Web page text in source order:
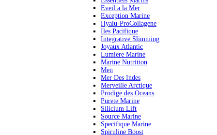
Eveil a la Mer
Exception Marine
Hyalu-ProCollagene
Iles Pacifique
Integrative Slimming
Joyaux Atlantic
Lumiere Marine
Marine Nutrition
Men
Mer Des Indes
Merveille Arctique
Prodige des Oceans
Purete Marine
Silicium Lift
Source Marine
Specifique Marine
Spiruline Boost